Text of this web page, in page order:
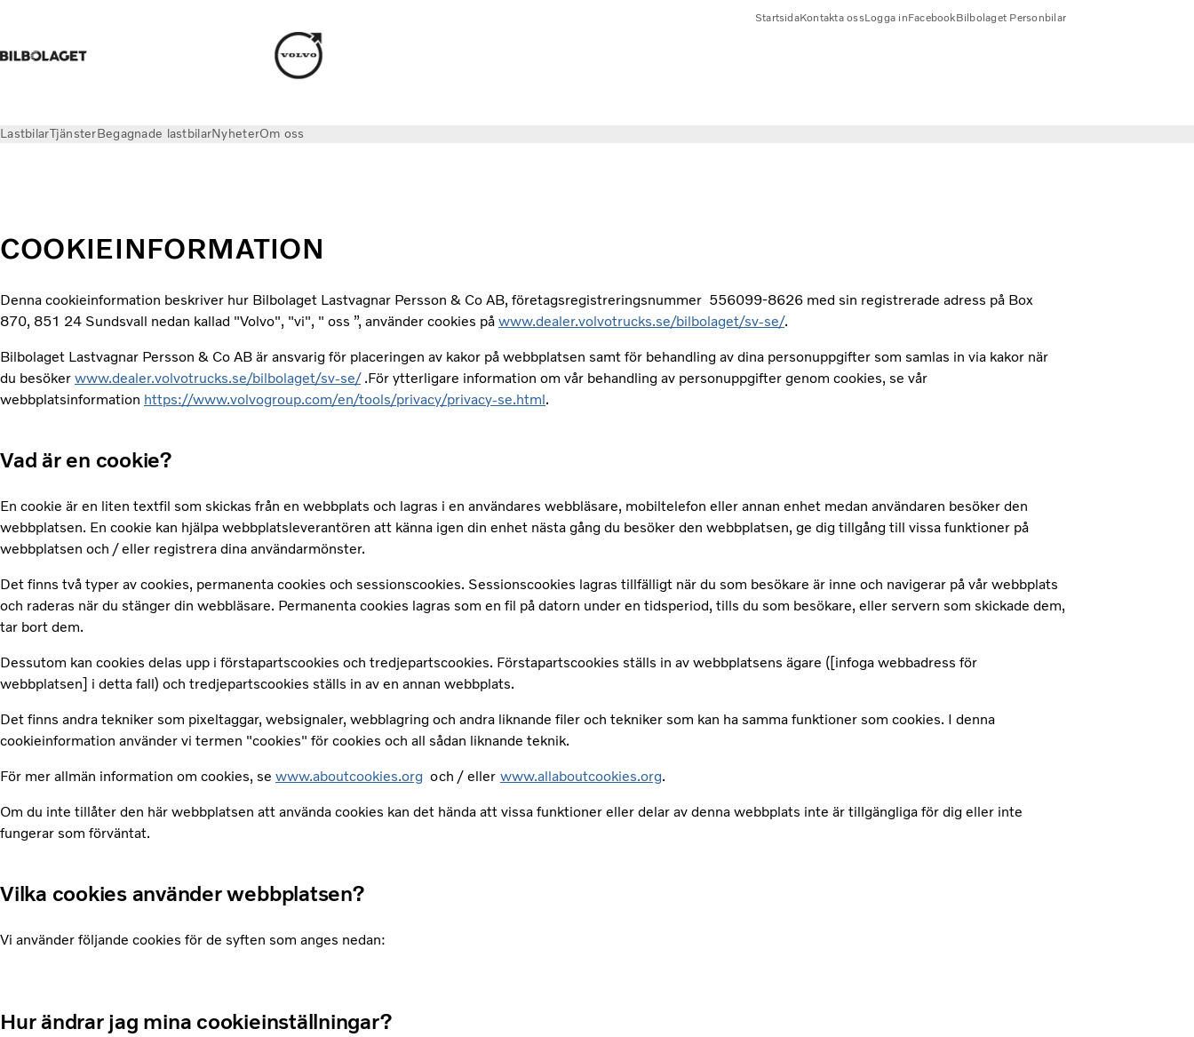
StartsidaKontakta ossLogga inFacebookBilbolaget Personbilar
LastbilarTjänsterBegagnade lastbilarNyheterOm oss
COOKIEINFORMATION
Denna cookieinformation beskriver hur Bilbolaget Lastvagnar Persson & Co AB, företagsregistreringsnummer 556099-8626 med sin registrerade adress på Box
870, 851 24 Sundsvall nedan kallad "Volvo", "vi", " oss ”, använder cookies på www.dealer.volvotrucks.se/bilbolaget/sv-se/.
Bilbolaget Lastvagnar Persson & Co AB är ansvarig för placeringen av kakor på webbplatsen samt för behandling av dina personuppgifter som samlas in via kakor när
du besöker www.dealer.volvotrucks.se/bilbolaget/sv-se/.För ytterligare information om vår behandling av personuppgifter genom cookies, se vår
webbplatsinformation https://www.volvogroup.com/en/tools/privacy/privacy-se.html.
Vad är en cookie?
En cookie är en liten textfil som skickas från en webbplats och lagras i en användares webbläsare, mobiltelefon eller annan enhet medan användaren besöker den
webbplatsen. En cookie kan hjälpa webbplatsleverantören att känna igen din enhet nästa gång du besöker den webbplatsen, ge dig tillgång till vissa funktioner på
webbplatsen och / eller registrera dina användarmönster.
Det finns två typer av cookies, permanenta cookies och sessionscookies. Sessionscookies lagras tillfälligt när du som besökare är inne och navigerar på vår webbplats
och raderas när du stänger din webbläsare. Permanenta cookies lagras som en fil på datorn under en tidsperiod, tills du som besökare, eller servern som skickade dem,
tar bort dem.
Dessutom kan cookies delas upp i förstapartscookies och tredjepartscookies. Förstapartscookies ställs in av webbplatsens ägare ([infoga webbadress för
webbplatsen] i detta fall) och tredjepartscookies ställs in av en annan webbplats.
Det finns andra tekniker som pixeltaggar, websignaler, webblagring och andra liknande filer och tekniker som kan ha samma funktioner som cookies. I denna
cookieinformation använder vi termen "cookies" för cookies och all sådan liknande teknik.
För mer allmän information om cookies, se www.aboutcookies.org och / eller www.allaboutcookies.org.
Om du inte tillåter den här webbplatsen att använda cookies kan det hända att vissa funktioner eller delar av denna webbplats inte är tillgängliga för dig eller inte
fungerar som förväntat.
Vilka cookies använder webbplatsen?
Vi använder följande cookies för de syften som anges nedan:
Hur ändrar jag mina cookieinställningar?